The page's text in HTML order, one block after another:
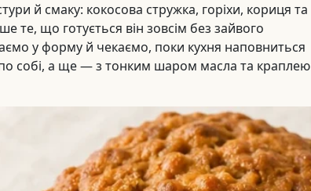
й смаку: кокосова стружка, горіхи, кориця та
те, що готується він зовсім без зайвого
у форму й чекаємо, поки кухня наповниться
собі, а ще — з тонким шаром масла та краплею